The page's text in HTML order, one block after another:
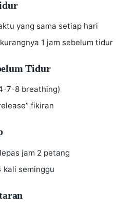
yang sama setiap hari
1 jam sebelum tidur
Tidur
7-8 breathing)
fikiran
jam 2 petang
kali seminggu